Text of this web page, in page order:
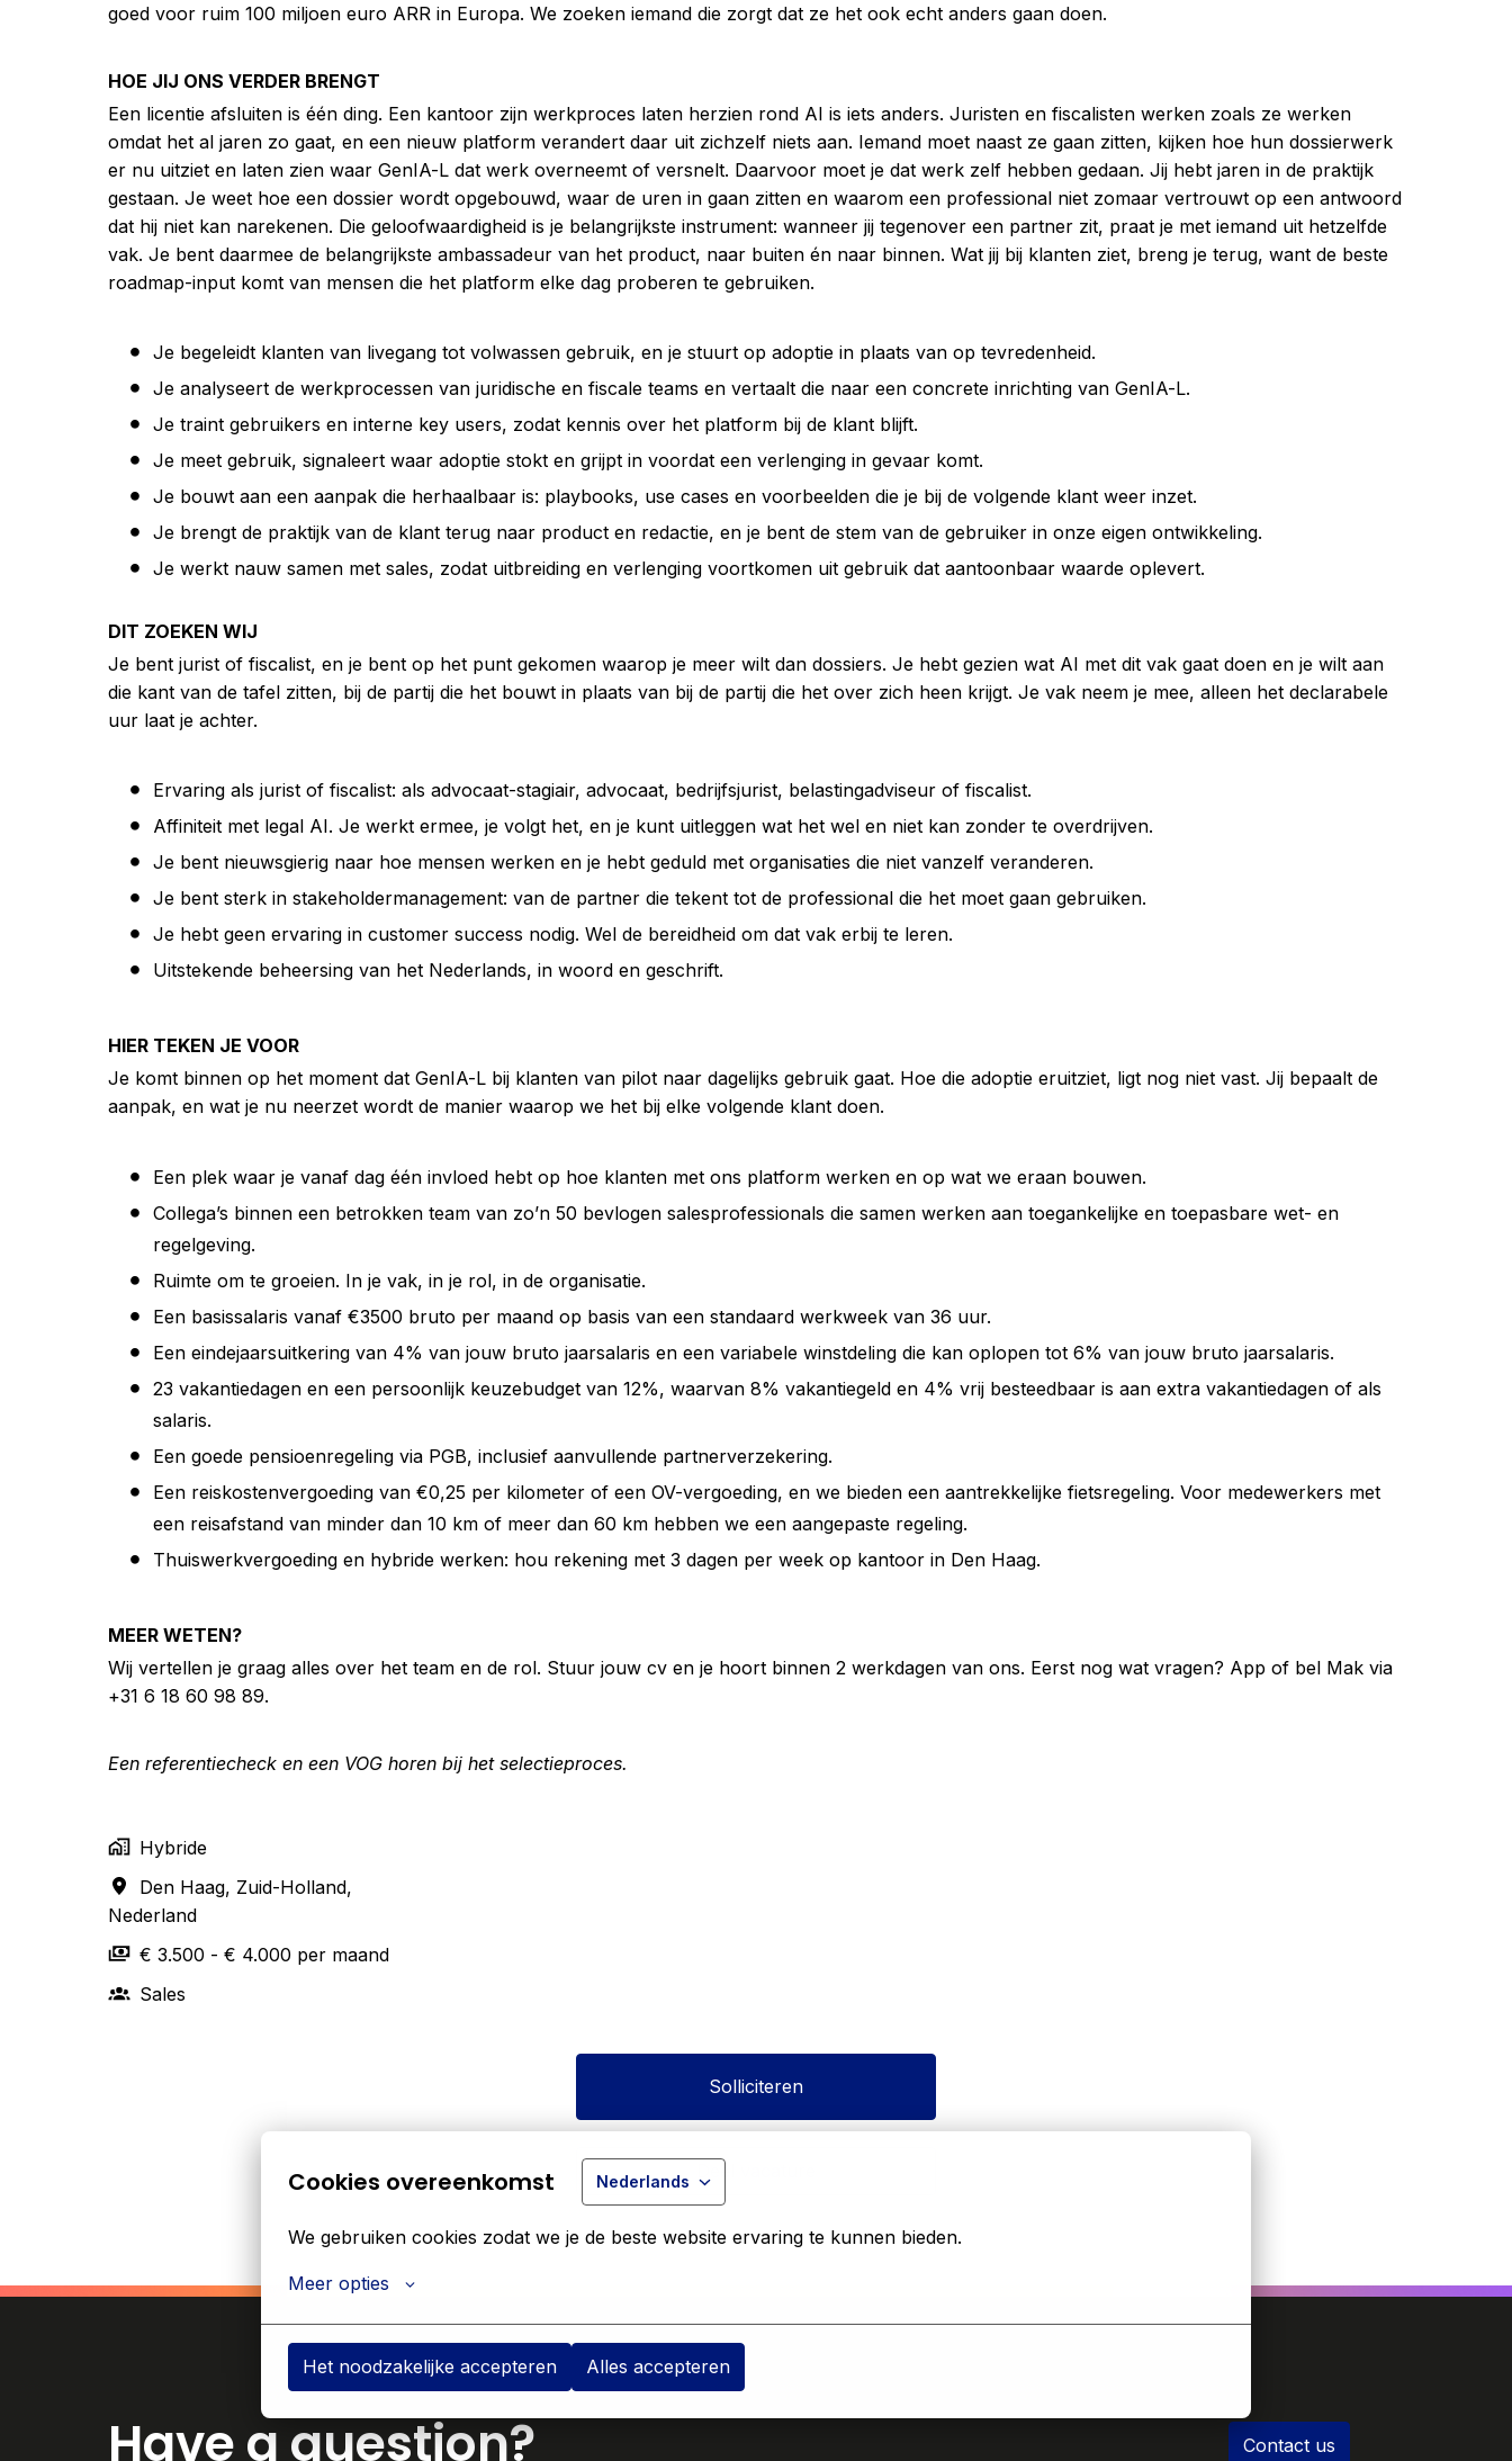
Cookies overeenkomst Nederlands
We gebruiken cookies zodat we je de beste website ervaring te kunnen bieden.
Meer opties
Het noodzakelijke accepteren Alles accepteren
goed voor ruim 100 miljoen euro ARR in Europa. We zoeken iemand die zorgt dat ze het ook echt anders gaan doen.
HOE JIJ ONS VERDER BRENGT
Een licentie afsluiten is één ding. Een kantoor zijn werkproces laten herzien rond AI is iets anders. Juristen en fiscalisten werken zoals ze werken
omdat het al jaren zo gaat, en een nieuw platform verandert daar uit zichzelf niets aan. Iemand moet naast ze gaan zitten, kijken hoe hun dossierwerk
er nu uitziet en laten zien waar GenIA-L dat werk overneemt of versnelt. Daarvoor moet je dat werk zelf hebben gedaan. Jij hebt jaren in de praktijk
gestaan. Je weet hoe een dossier wordt opgebouwd, waar de uren in gaan zitten en waarom een professional niet zomaar vertrouwt op een antwoord
dat hij niet kan narekenen. Die geloofwaardigheid is je belangrijkste instrument: wanneer jij tegenover een partner zit, praat je met iemand uit hetzelfde
vak. Je bent daarmee de belangrijkste ambassadeur van het product, naar buiten én naar binnen. Wat jij bij klanten ziet, breng je terug, want de beste
roadmap-input komt van mensen die het platform elke dag proberen te gebruiken.
Je begeleidt klanten van livegang tot volwassen gebruik, en je stuurt op adoptie in plaats van op tevredenheid.
Je analyseert de werkprocessen van juridische en fiscale teams en vertaalt die naar een concrete inrichting van GenIA-L.
Je traint gebruikers en interne key users, zodat kennis over het platform bij de klant blijft.
Je meet gebruik, signaleert waar adoptie stokt en grijpt in voordat een verlenging in gevaar komt.
Je bouwt aan een aanpak die herhaalbaar is: playbooks, use cases en voorbeelden die je bij de volgende klant weer inzet.
Je brengt de praktijk van de klant terug naar product en redactie, en je bent de stem van de gebruiker in onze eigen ontwikkeling.
Je werkt nauw samen met sales, zodat uitbreiding en verlenging voortkomen uit gebruik dat aantoonbaar waarde oplevert.
DIT ZOEKEN WIJ
Je bent jurist of fiscalist, en je bent op het punt gekomen waarop je meer wilt dan dossiers. Je hebt gezien wat AI met dit vak gaat doen en je wilt aan
die kant van de tafel zitten, bij de partij die het bouwt in plaats van bij de partij die het over zich heen krijgt. Je vak neem je mee, alleen het declarabele
uur laat je achter.
Ervaring als jurist of fiscalist: als advocaat-stagiair, advocaat, bedrijfsjurist, belastingadviseur of fiscalist.
Affiniteit met legal AI. Je werkt ermee, je volgt het, en je kunt uitleggen wat het wel en niet kan zonder te overdrijven.
Je bent nieuwsgierig naar hoe mensen werken en je hebt geduld met organisaties die niet vanzelf veranderen.
Je bent sterk in stakeholdermanagement: van de partner die tekent tot de professional die het moet gaan gebruiken.
Je hebt geen ervaring in customer success nodig. Wel de bereidheid om dat vak erbij te leren.
Uitstekende beheersing van het Nederlands, in woord en geschrift.
HIER TEKEN JE VOOR
Je komt binnen op het moment dat GenIA-L bij klanten van pilot naar dagelijks gebruik gaat. Hoe die adoptie eruitziet, ligt nog niet vast. Jij bepaalt de
aanpak, en wat je nu neerzet wordt de manier waarop we het bij elke volgende klant doen.
Een plek waar je vanaf dag één invloed hebt op hoe klanten met ons platform werken en op wat we eraan bouwen.
Collega’s binnen een betrokken team van zo’n 50 bevlogen salesprofessionals die samen werken aan toegankelijke en toepasbare wet- en
regelgeving.
Ruimte om te groeien. In je vak, in je rol, in de organisatie.
Een basissalaris vanaf €3500 bruto per maand op basis van een standaard werkweek van 36 uur.
Een eindejaarsuitkering van 4% van jouw bruto jaarsalaris en een variabele winstdeling die kan oplopen tot 6% van jouw bruto jaarsalaris.
23 vakantiedagen en een persoonlijk keuzebudget van 12%, waarvan 8% vakantiegeld en 4% vrij besteedbaar is aan extra vakantiedagen of als
salaris.
Een goede pensioenregeling via PGB, inclusief aanvullende partnerverzekering.
Een reiskostenvergoeding van €0,25 per kilometer of een OV-vergoeding, en we bieden een aantrekkelijke fietsregeling. Voor medewerkers met
een reisafstand van minder dan 10 km of meer dan 60 km hebben we een aangepaste regeling.
Thuiswerkvergoeding en hybride werken: hou rekening met 3 dagen per week op kantoor in Den Haag.
MEER WETEN?
Wij vertellen je graag alles over het team en de rol. Stuur jouw cv en je hoort binnen 2 werkdagen van ons. Eerst nog wat vragen? App of bel Mak via
+31 6 18 60 98 89.
Een referentiecheck en een VOG horen bij het selectieproces.
Hybride
Den Haag, Zuid-Holland,
Nederland
€ 3.500 - € 4.000 per maand
Sales
Solliciteren
Deel vacature
Have a question? Contact us